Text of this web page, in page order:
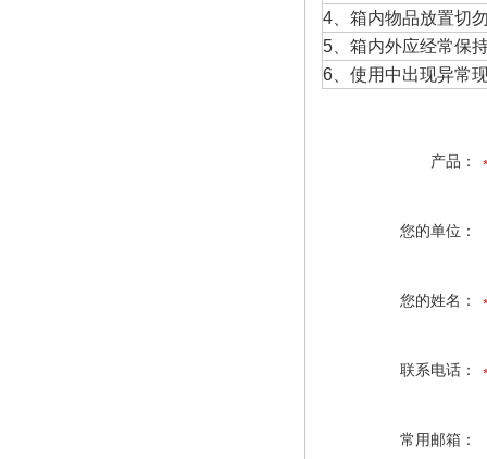
4、箱内物品放置切
5、箱内外应经常保
6、使用中出现异常
产品：
您的单位：
您的姓名：
联系电话：
常用邮箱：